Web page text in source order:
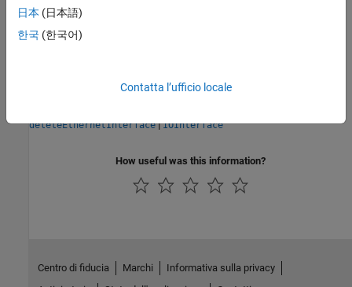
Version History
Introduced in R2015a
deleteEthernetInterface|IOInterface
How useful was this information?
日本 (日本語)
한국 (한국어)
Contatta l’ufficio locale
Centro di fiducia Marchi
Informativa sulla privacy